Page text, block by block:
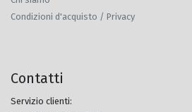
Condizioni d'acquisto / Privacy
Contatti
Servizio clienti: